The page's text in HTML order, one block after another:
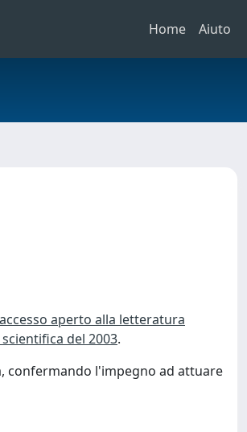
Home Aiuto
aperto alla letteratura
del 2003.
confermando l'impegno ad attuare